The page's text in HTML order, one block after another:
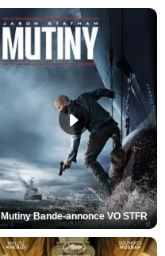
Mutiny Bande-annonce VO STFR